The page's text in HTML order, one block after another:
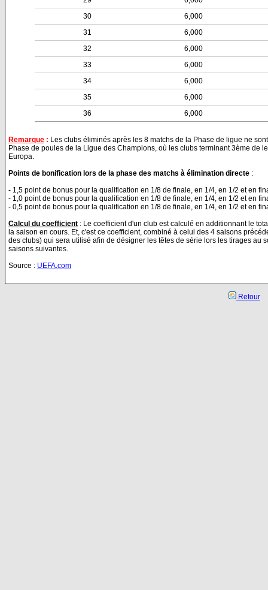
30
6,000
31
6,000
32
6,000
33
6,000
34
6,000
35
6,000
36
6,000
Remarque : Les clubs éliminés après les 8 matchs de la Phase de ligue ne
Phase de poules de la Ligue des Champions, où les clubs terminant 3ème de
Europa.
Points de bonification lors de la phase des matchs à élimination directe :
- 1,5 point de bonus pour la qualification en 1/8 de finale, en 1/4, en 1/2 et en
- 1,0 point de bonus pour la qualification en 1/8 de finale, en 1/4, en 1/2 et en
- 0,5 point de bonus pour la qualification en 1/8 de finale, en 1/4, en 1/2 et en
Calcul du coefficient : Le coefficient d'un club est calculé en additionnant le
la saison en cours. Et, c'est ce coefficient, combiné à celui des 4 saisons
des clubs) qui sera utilisé afin de désigner les têtes de série lors les tirages au
saisons suivantes.
Source : UEFA.com
Retour